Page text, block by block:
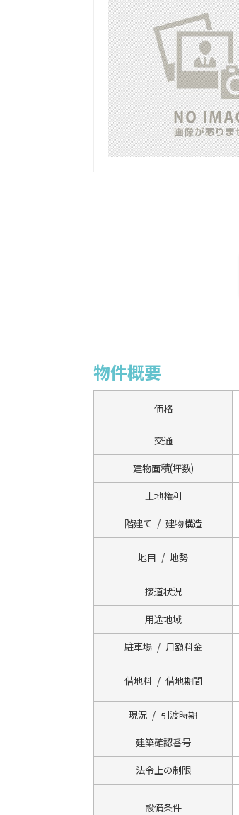
物件概要
価格
交通
建物面積(坪数)
土地権利
階建て / 建物構造
地目 / 地勢
接道状況
用途地域
駐車場 / 月額料金
借地料 / 借地期間
現況 / 引渡時期
建築確認番号
法令上の制限
設備条件